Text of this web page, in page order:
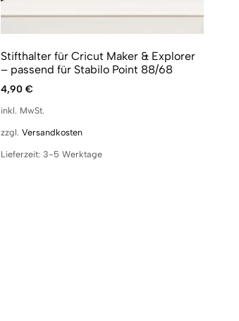
Stifthalter für Cricut Maker & Explorer
– passend für Stabilo Point 88/68
4,90 €
inkl. MwSt.
zzgl. Versandkosten
Lieferzeit: 3-5 Werktage